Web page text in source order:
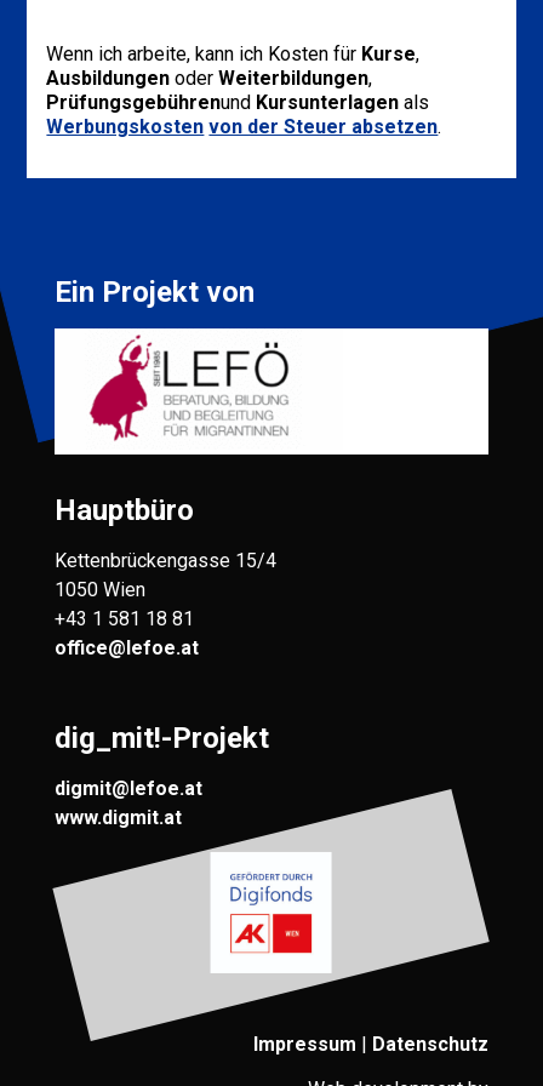
Wenn ich arbeite, kann ich Kosten für Kurse,
Ausbildungen oderWeiterbildungen,
Prüfungsgebührenund Kursunterlagen als
Werbungskosten von der Steuer absetzen.
Ein Projekt von
Hauptbüro
Kettenbrückengasse 15/4
1050 Wien
+43 1 581 18 81
office@lefoe.at
dig_mit!-Projekt
digmit@lefoe.at
www.digmit.at
Impressum | Datenschutz